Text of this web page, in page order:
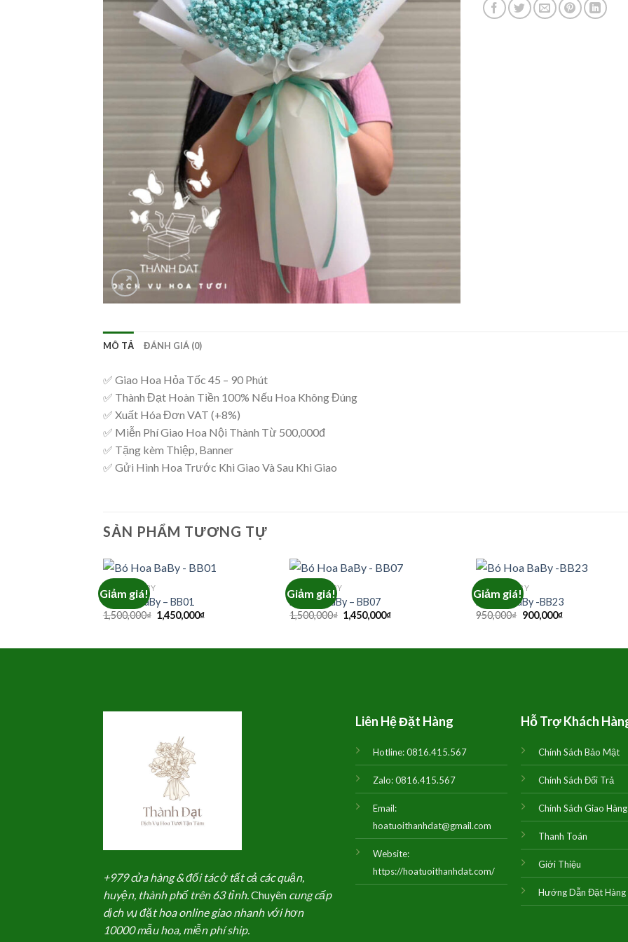
MÔ TẢ ĐÁNH GIÁ (0)
✅ Giao Hoa Hỏa Tốc 45 – 90 Phút
✅ Thành Đạt Hoàn Tiền 100% Nếu Hoa Không Đúng
✅ Xuất Hóa Đơn VAT (+8%)
✅ Miễn Phí Giao Hoa Nội Thành Từ 500,000đ
✅ Tặng kèm Thiệp, Banner
✅ Gửi Hình Hoa Trước Khi Giao Và Sau Khi Giao
SẢN PHẨM TƯƠNG TỰ
Giảm giá!
BÓ HOA BABY
Bó Hoa BaBy – BB01
1,500,000₫ Giá
gốc
1,450,000₫Giá
Giảm giá!
BÓ HOA BABY
Bó Hoa BaBy – BB07
1,500,000₫ Giá
gốc
1,450,000₫Giá
Giảm giá!
BÓ HOA BABY
Bó Hoa BaBy -BB23
950,000₫ Giá
900,000₫Giá
+979 cửa hàng & đối tác ở tất cả các quận,
huyện, thành phố trên 63 tỉnh.Chuyên cung cấp
dịch vụ đặt hoa online giao nhanh với hơn
10000 mẫu hoa, miễn phí ship.
Liên Hệ Đặt Hàng
Hotline:0816.415.567
Zalo:0816.415.567
Email:
hoatuoithanhdat@gmail.com
Website:
https://hoatuoithanhdat.com/
Hỗ Trợ Khách
Chính Sách Bảo Mật
Chính Sách Đổi Trả
Chính Sách Giao Hàng
Thanh Toán
Giới Thiệu
Hướng Dẫn Đặt Hàng